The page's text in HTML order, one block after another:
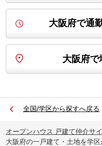
大阪府で通
大阪府で
全国/学区から探すへ戻る
オープンハウス 戸建て仲介サ
大阪府の一戸建て・土地を学